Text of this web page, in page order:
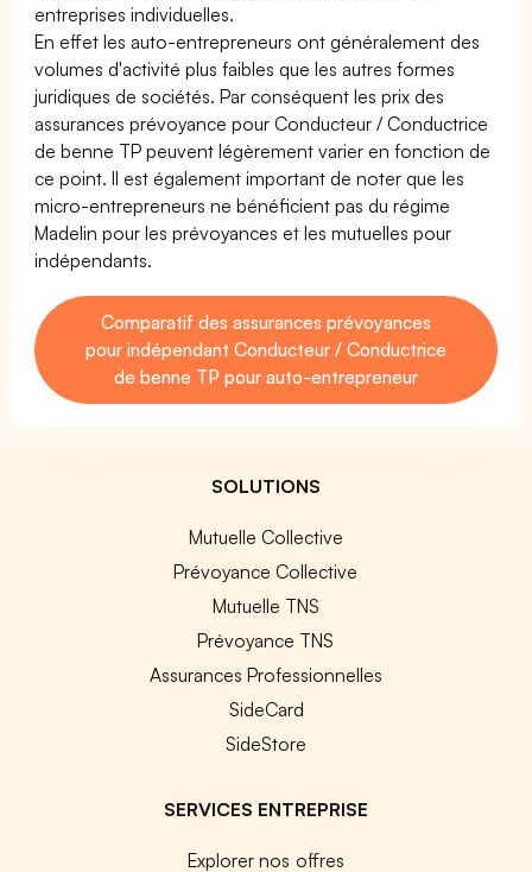
entreprises individuelles.
En effet les auto-entrepreneurs ont généralement des
volumes d'activité plus faibles que les autres formes
juridiques de sociétés. Par conséquent les prix des
assurances prévoyance pour Conducteur / Conductrice
de benne TP peuvent légèrement varier en fonction de
ce point. Il est également important de noter que les
micro-entrepreneurs ne bénéficient pas du régime
Madelin pour les prévoyances et les mutuelles pour
indépendants.
Comparatif des assurances prévoyances
pour indépendant Conducteur / Conductrice
de benne TP pour auto-entrepreneur
SOLUTIONS
Mutuelle Collective
Prévoyance Collective
Mutuelle TNS
Prévoyance TNS
Assurances Professionnelles
SideCard
SideStore
SERVICES ENTREPRISE
Explorer nos offres